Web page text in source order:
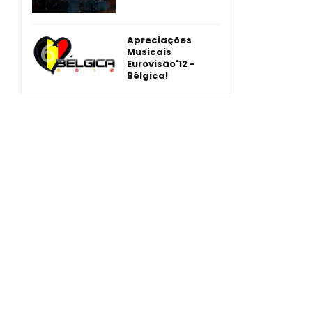
Apreciações
Musicais
Eurovisão'12 -
Bélgica!